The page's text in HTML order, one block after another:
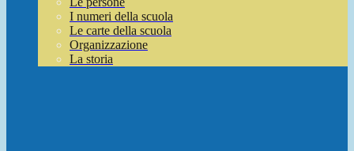
I numeri della scuola
Le carte della scuola
Organizzazione
La storia